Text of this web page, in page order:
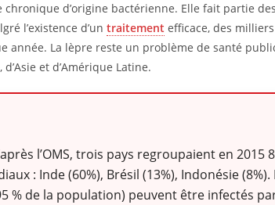
chronique d’origine bactérienne. Elle fait partie
l’existence d’untraitement efficace, des
année. La lèpre reste un problème de santé
et d’Amérique Latine.
l’OMS, trois pays regroupaient en 2015
: Inde (60%), Brésil (13%), Indonésie
% de la population) peuvent être infectés